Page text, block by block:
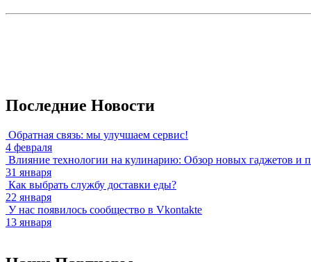
Последние Новости
Обратная связь: мы улучшаем сервис!
4 февраля
Влияние технологии на кулинарию: Обзор новых гаджетов и
31 января
Как выбрать службу доставки еды?
22 января
У нас появилось сообщество в Vkontakte
13 января